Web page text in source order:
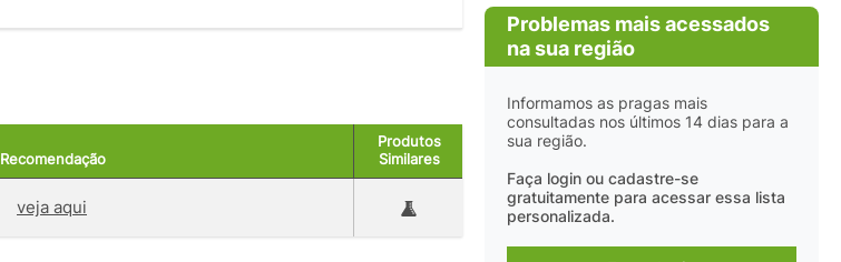
Recomendação
Produtos
Similares
veja aqui
Problemas mais acessados
na sua região
Informamos as pragas mais
consultadas nos últimos 14 dias para a
sua região.
Faça login ou cadastre-se
gratuitamente para acessar essa lista
personalizada.